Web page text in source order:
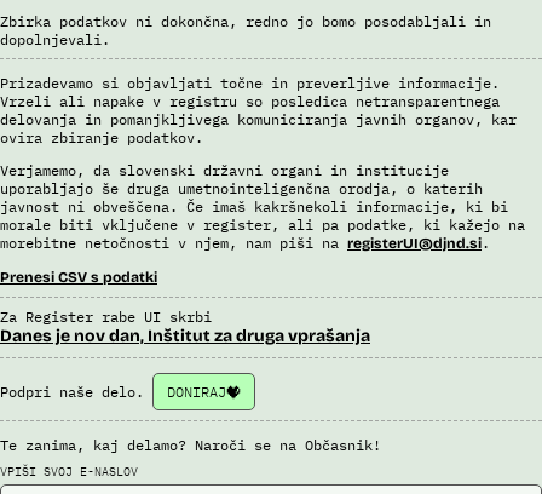
Zbirka podatkov ni dokončna, redno jo bomo posodabljali in
dopolnjevali.
Prizadevamo si objavljati točne in preverljive informacije.
Vrzeli ali napake v registru so posledica netransparentnega
delovanja in pomanjkljivega komuniciranja javnih organov, kar
ovira zbiranje podatkov.
Verjamemo, da slovenski državni organi in institucije
uporabljajo še druga umetnointeligenčna orodja, o katerih
javnost ni obveščena. Če imaš kakršnekoli informacije, ki bi
morale biti vključene v register, ali pa podatke, ki kažejo na
morebitne netočnosti v njem, nam piši na registerUI@djnd.si.
Prenesi CSV s podatki
Za Register rabe UI skrbi
Danes je nov dan, Inštitut za druga vprašanja
Podpri naše delo. DONIRAJ
Te zanima, kaj delamo? Naroči se na Občasnik!
VPIŠI SVOJ E-NASLOV